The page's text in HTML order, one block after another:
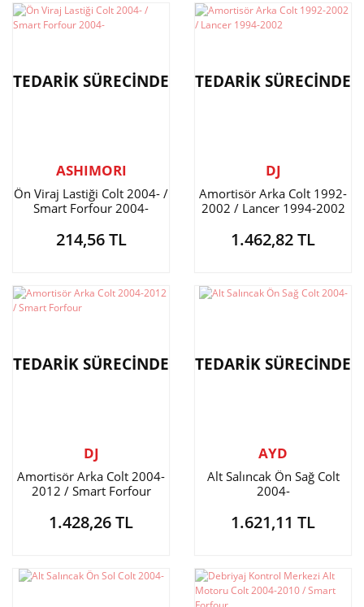
TEDARİK SÜRECİNDE
ASHIMORI
Ön Viraj Lastiği Colt 2004- /
Smart Forfour 2004-
214,56 TL
TEDARİK SÜRECİNDE
DJ
Amortisör Arka Colt 1992-
2002 / Lancer 1994-2002
1.462,82 TL
TEDARİK SÜRECİNDE
DJ
Amortisör Arka Colt 2004-
2012 / Smart Forfour
1.428,26 TL
TEDARİK SÜRECİNDE
AYD
Alt Salıncak Ön Sağ Colt
2004-
1.621,11 TL